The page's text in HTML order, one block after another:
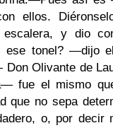
ellos.
y dio
ese tonel? —dijo
Olivante de
fue el mismo
que no sepa
o, por decir